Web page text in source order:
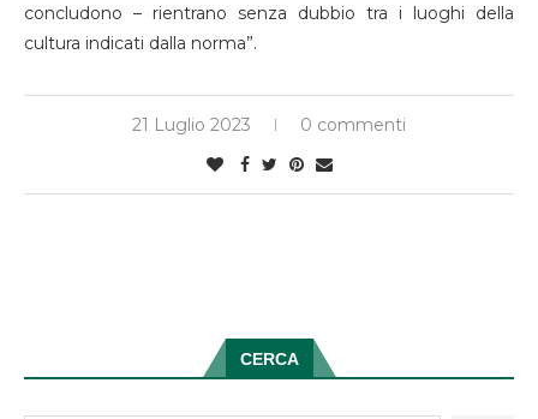
concludono – rientrano senza dubbio tra i luoghi della
cultura indicati dalla norma”.
21 Luglio 2023 0 commenti
CERCA